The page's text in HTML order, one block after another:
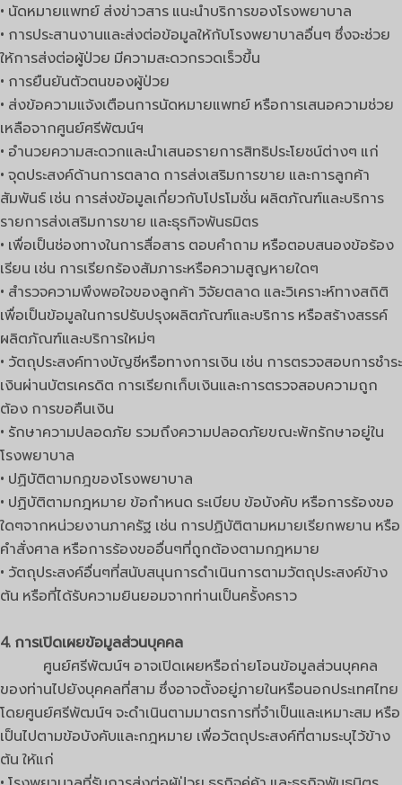
• นัดหมายแพทย์ ส่งข่าวสาร แนะนำบริการของโรงพยาบาล
• การประสานงานและส่งต่อข้อมูลให้กับโรงพยาบาลอื่นๆ ซึ่งจะช่วย
ให้การส่งต่อผู้ป่วย มีความสะดวกรวดเร็วขึ้น
• การยืนยันตัวตนของผู้ป่วย
• ส่งข้อความแจ้งเตือนการนัดหมายแพทย์ หรือการเสนอความช่วย
เหลือจากศูนย์ศรีพัฒน์ฯ
• อำนวยความสะดวกและนำเสนอรายการสิทธิประโยชน์ต่างๆ แก่
• จุดประสงค์ด้านการตลาด การส่งเสริมการขาย และการลูกค้า
สัมพันธ์ เช่น การส่งข้อมูลเกี่ยวกับโปรโมชั่น ผลิตภัณฑ์และบริการ
รายการส่งเสริมการขาย และธุรกิจพันธมิตร
• เพื่อเป็นช่องทางในการสื่อสาร ตอบคำถาม หรือตอบสนองข้อร้อง
เรียน เช่น การเรียกร้องสัมภาระหรือความสูญหายใดๆ
• สำรวจความพึงพอใจของลูกค้า วิจัยตลาด และวิเคราะห์ทางสถิติ
เพื่อเป็นข้อมูลในการปรับปรุงผลิตภัณฑ์และบริการ หรือสร้างสรรค์
ผลิตภัณฑ์และบริการใหม่ๆ
• วัตถุประสงค์ทางบัญชีหรือทางการเงิน เช่น การตรวจสอบการชำระ
เงินผ่านบัตรเครดิต การเรียกเก็บเงินและการตรวจสอบความถูก
ต้อง การขอคืนเงิน
• รักษาความปลอดภัย รวมถึงความปลอดภัยขณะพักรักษาอยู่ใน
โรงพยาบาล
• ปฏิบัติตามกฎของโรงพยาบาล
• ปฏิบัติตามกฎหมาย ข้อกำหนด ระเบียบ ข้อบังคับ หรือการร้องขอ
ใดๆจากหน่วยงานภาครัฐ เช่น การปฏิบัติตามหมายเรียกพยาน หรือ
คำสั่งศาล หรือการร้องขออื่นๆที่ถูกต้องตามกฎหมาย
• วัตถุประสงค์อื่นๆที่สนับสนุนการดำเนินการตามวัตถุประสงค์ข้าง
ต้น หรือที่ได้รับความยินยอมจากท่านเป็นครั้งคราว
4. การเปิดเผยข้อมูลส่วนบุคคล
ศูนย์ศรีพัฒน์ฯ อาจเปิดเผยหรือถ่ายโอนข้อมูลส่วนบุคคล
ของท่านไปยังบุคคลที่สาม ซึ่งอาจตั้งอยู่ภายในหรือนอกประเทศไทย
โดยศูนย์ศรีพัฒน์ฯ จะดำเนินตามมาตรการที่จำเป็นและเหมาะสม หรือ
เป็นไปตามข้อบังคับและกฎหมาย เพื่อวัตถุประสงค์ที่ตามระบุไว้ข้าง
ต้น ให้แก่